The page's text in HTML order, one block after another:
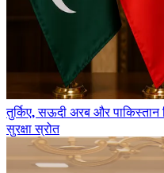
तुर्किए, सऊदी अरब और पाकिस्तान
सुरक्षा स्रोत